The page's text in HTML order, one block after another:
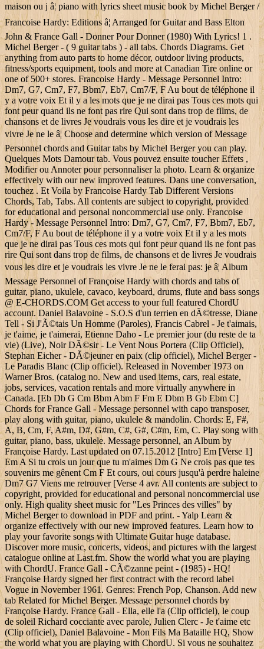
maison ou j â¦ piano with lyrics sheet music book by Michel Berger /
Francoise Hardy: Editions â¦ Arranged for Guitar and Bass Elton
John & France Gall - Donner Pour Donner (1980) With Lyrics! 1 .
Michel Berger - ( 9 guitar tabs ) - all tabs. Chords Diagrams. Get
anything from auto parts to home décor, outdoor living products,
fitness/sports equipment, tools and more at Canadian Tire online or
one of 500+ stores. Francoise Hardy - Message Personnel Intro:
Dm7, G7, Cm7, F7, Bbm7, Eb7, Cm7/F, F Au bout de téléphone il
y a votre voix Et il y a les mots que je ne dirai pas Tous ces mots qui
font peur quand ils ne font pas rire Qui sont dans trop de films, de
chansons et de livres Je voudrais vous les dire et je voudrais les
vivre Je ne le â¦ Choose and determine which version of Message
Personnel chords and Guitar tabs by Michel Berger you can play.
Quelques Mots Damour tab. Vous pouvez ensuite toucher Effets ,
Modifier ou Annoter pour personnaliser la photo. Learn & organize
effectively with our new improved features. Dans une conversation,
touchez . Et Voila by Francoise Hardy Tab Different Versions
Chords, Tab, Tabs. All contents are subject to copyright, provided
for educational and personal noncommercial use only. Francoise
Hardy - Message Personnel Intro: Dm7, G7, Cm7, F7, Bbm7, Eb7,
Cm7/F, F Au bout de téléphone il y a votre voix Et il y a les mots
que je ne dirai pas Tous ces mots qui font peur quand ils ne font pas
rire Qui sont dans trop de films, de chansons et de livres Je voudrais
vous les dire et je voudrais les vivre Je ne le ferai pas: je â¦ Album
Message Personnel of Françoise Hardy with chords and tabs of
guitar, piano, ukulele, cavaco, keyboard, drums, flute and bass songs
@ E-CHORDS.COM Get access to your full featured ChordU
account. Daniel Balavoine - S.O.S d'un terrien en dÃ©tresse, Diane
Tell - Si J'Ã©tais Un Homme (Paroles), Francis Cabrel - Je t'aimais,
je t'aime, je t'aimerai, Etienne Daho - Le premier jour (du reste de ta
vie) (Live), Noir DÃ©sir - Le Vent Nous Portera (Clip Officiel),
Stephan Eicher - DÃ©jeuner en paix (clip officiel), Michel Berger -
Le Paradis Blanc (Clip officiel). Released in November 1973 on
Warner Bros. (catalog no. New and used items, cars, real estate,
jobs, services, vacation rentals and more virtually anywhere in
Canada. [Eb Db G Cm Bbm Abm F Fm E Dbm B Gb Ebm C]
Chords for France Gall - Message personnel with capo transposer,
play along with guitar, piano, ukulele & mandolin. Chords: E, F#,
A, B, Cm, F, A#m, D#, G#m, C#, G#, C#m, Em, C. Play song with
guitar, piano, bass, ukulele. Message personnel, an Album by
Françoise Hardy. Last updated on 07.15.2012 [Intro] Em [Verse 1]
Em A Si tu crois un jour que tu m'aimes Dm G Ne crois pas que tes
souvenirs me gênent Cm F Et cours, oui cours jusqu'à perdre haleine
Dm7 G7 Viens me retrouver [Verse 4 avr. All contents are subject to
copyright, provided for educational and personal noncommercial use
only. High quality sheet music for "Les Princes des villes" by
Michel Berger to download in PDF and print. - Yalp Learn &
organize effectively with our new improved features. Learn how to
play your favorite songs with Ultimate Guitar huge database.
Discover more music, concerts, videos, and pictures with the largest
catalogue online at Last.fm. Show the world what you are playing
with ChordU. France Gall - CÃ©zanne peint - (1985) - HQ!
Françoise Hardy signed her first contract with the record label
Vogue in November 1961. Genres: French Pop, Chanson. Add new
tab Related for Michel Berger. Message personnel chords by
Françoise Hardy. France Gall - Ella, elle l'a (Clip officiel), le coup
de soleil Richard cocciante avec parole, Julien Clerc - Je t'aime etc
(Clip officiel), Daniel Balavoine - Mon Fils Ma Bataille HQ, Show
the world what you are playing with ChordU. Si vous ne souhaitez